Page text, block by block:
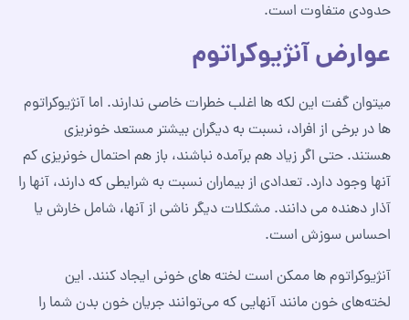
حدودی متفاوت است.
عوارض آنژیوکراتوم
میتوان گفت این لکه ها اغلب خطرات خاصی ندارند. اما آنژیوکراتوم
ها در برخی از افراد، نسبت به دیگران بیشتر مستعد خونریزی
هستند. حتی اگر زیاد هم برآمده نباشند، باز هم احتمال خونریزی کم
آنها وجود دارد. تعدادی از بیماران نسبت به شرایطی که دارند، آنها را
آذار دهنده می دانند. مشکلات دیگر ناشی از آنها، شامل خارش یا
احساس سوزش است.
آنژیوکراتوم ها ممکن است لخته های خونی ایجاد کنند. این
لخته‌های خون مانند آنهایی که می‌توانند جریان خون بدن شما را